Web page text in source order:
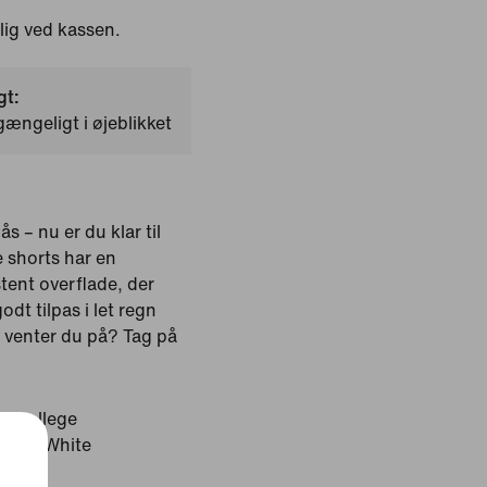
ved kassen.
i øjeblikket
– nu er du klar til
shorts har en
overflade, der
tilpas i let regn
du på? Tag på
College
White